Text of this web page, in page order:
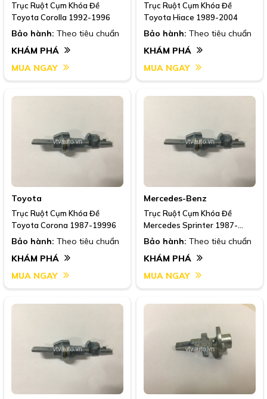
Trục Ruột Cụm Khóa Đề
Toyota Corolla 1992-1996
Bảo hành: Theo tiêu chuẩn
KHÁM PHÁ
MUA NGAY
Trục Ruột Cụm Khóa Đề
Toyota Hiace 1989-2004
Bảo hành: Theo tiêu chuẩn
KHÁM PHÁ
MUA NGAY
Toyota
Trục Ruột Cụm Khóa Đề
Toyota Corona 1987-19996
Bảo hành: Theo tiêu chuẩn
KHÁM PHÁ
MUA NGAY
Mercedes-Benz
Trục Ruột Cụm Khóa Đề
Mercedes Sprinter 1987-
1992
Bảo hành: Theo tiêu chuẩn
KHÁM PHÁ
MUA NGAY